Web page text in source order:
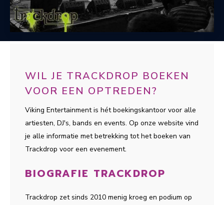
WIL JE TRACKDROP BOEKEN
VOOR EEN OPTREDEN?
Viking Entertainment is hét boekingskantoor voor alle
artiesten, DJ's, bands en events. Op onze website vind
je alle informatie met betrekking tot het boeken van
Trackdrop voor een evenement.
BIOGRAFIE TRACKDROP
Trackdrop zet sinds 2010 menig kroeg en podium op